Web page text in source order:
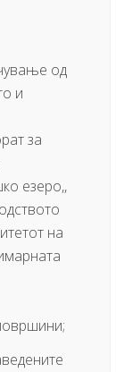
од
и
за
езеро,,
на